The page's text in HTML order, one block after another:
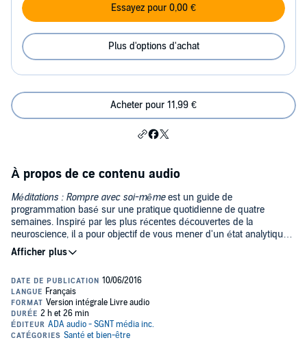
Essayez pour 0,00 €
Plus d'options d'achat
Acheter pour 11,99 €
À propos de ce contenu audio
Méditations : Rompre avec soi-mêmeest un guide de
programmation basé sur une pratique quotidienne de quatre
semaines. Inspiré par les plus récentes découvertes de la
neuroscience, il a pour objectif de vous mener d'un état analytique
d'ondes cérébrales bêta à un état d'ondes cérébrales alpha.
L'expérience consiste à devenir pleinement conscient de l'espace
vous entoure. De cette manière, vous pourrez entrer en interaction
consciente avec votre subconscient afin de changer les
programmations de votre cerveau et d'ainsi pouvoir déprogrammer
facilement vos mauvaises habitudes.